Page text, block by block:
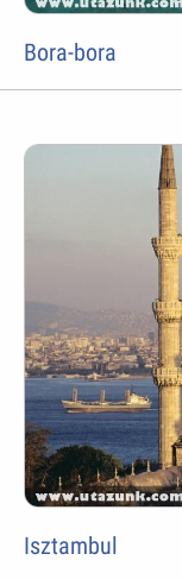
Bora-bora
Isztambul